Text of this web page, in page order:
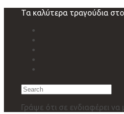
navigation
Τα καλύτερα τραγούδια
Search
Γράψε ότι σε ενδιαφέρει να